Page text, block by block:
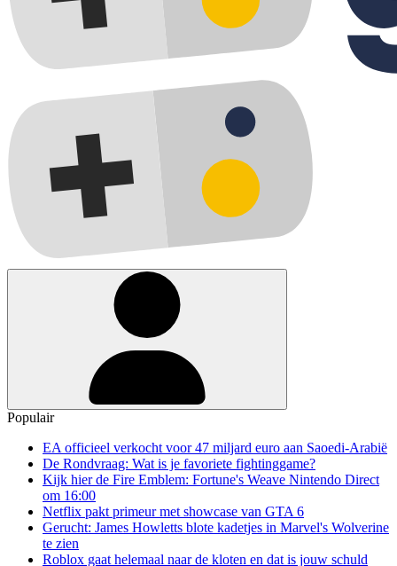
Populair
EA officieel verkocht voor 47 miljard euro aan Saoedi-Arabië
De Rondvraag: Wat is je favoriete fightinggame?
Kijk hier de Fire Emblem: Fortune's Weave Nintendo Direct
om 16:00
Netflix pakt primeur met showcase van GTA 6
Gerucht: James Howletts blote kadetjes in Marvel's Wolverine
te zien
Roblox gaat helemaal naar de kloten en dat is jouw schuld